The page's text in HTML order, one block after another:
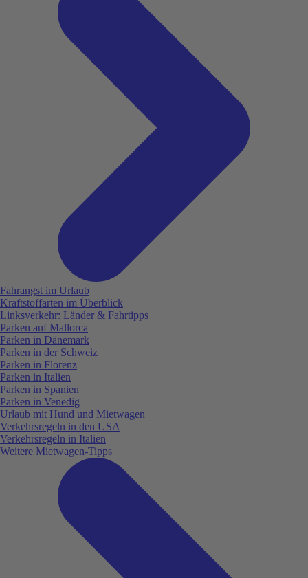
Fahrangst im Urlaub
Kraftstoffarten im Überblick
Linksverkehr: Länder & Fahrtipps
Parken auf Mallorca
Parken in Dänemark
Parken in der Schweiz
Parken in Florenz
Parken in Italien
Parken in Spanien
Parken in Venedig
Urlaub mit Hund und Mietwagen
Verkehrsregeln in den USA
Verkehrsregeln in Italien
Weitere Mietwagen-Tipps